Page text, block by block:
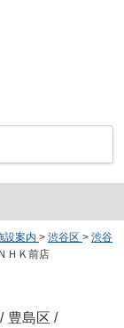
設案内 > 渋谷区 > 渋谷
ＨＫ前店
/ 豊島区 /